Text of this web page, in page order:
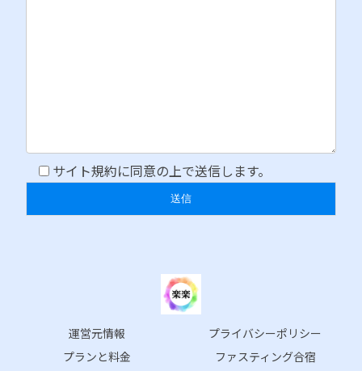
サイト規約に同意の上で送信します。
運営元情報
プライバシーポリシー
プランと料金
ファスティング合宿